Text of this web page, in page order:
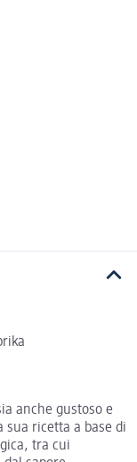
anche gustoso e
sua ricetta a base di
tra cui